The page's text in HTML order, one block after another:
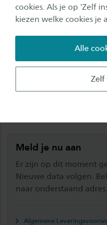
cookies. Als je op 'Zelf
kiezen welke cookies je
Zelf
Alle
Warmtenetten
Welke rol kunnen
warmtetransitie?
slim toepassen? En in
Meld je nu aan
Er zijn op dit moment
Nieuwe data volgen.
naar onderstaand adres.
Algemene